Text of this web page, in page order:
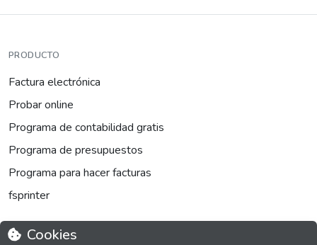
Cookies
PRODUCTO
Factura electrónica
Probar online
Programa de contabilidad gratis
Programa de presupuestos
Programa para hacer facturas
fsprinter